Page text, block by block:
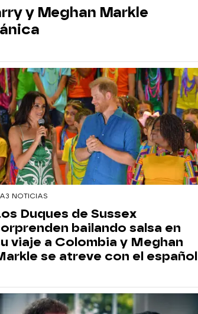
y Meghan Markle
A3 NOTICIAS
Duques de Sussex
bailando salsa en
viaje a Colombia y Meghan
se atreve con el español